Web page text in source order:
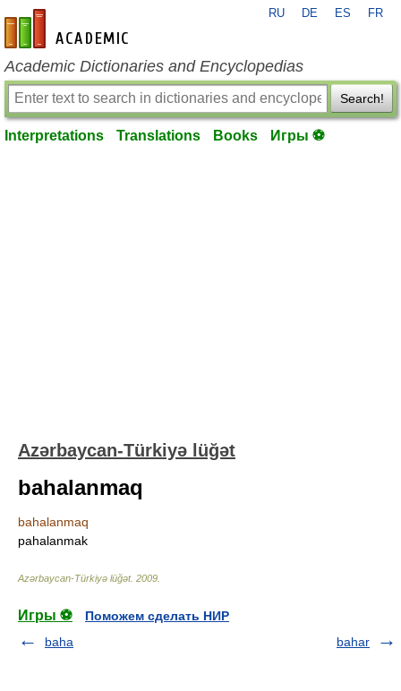
en-academic.com
RU DE ES FR
Academic Dictionaries and Encyclopedias
Search!
Interpretations Translations Books Игры ⚽
Azərbaycan-Türkiyə lüğət
bahalanmaq
bahalanmaq
pahalanmak
Azərbaycan-Türkiyə lüğət. 2009
Игры ⚽
Поможем сделать НИР
baha
bahar